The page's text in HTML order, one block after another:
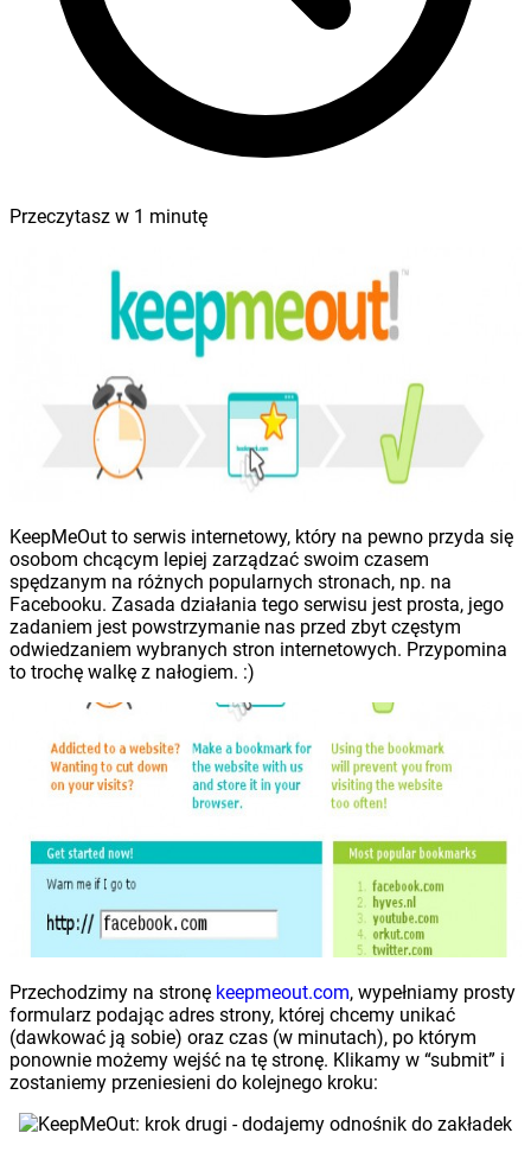
Przeczytasz w 1 minutę
KeepMeOut to serwis internetowy, który na pewno przyda się
osobom chcącym lepiej zarządzać swoim czasem
spędzanym na różnych popularnych stronach, np. na
Facebooku. Zasada działania tego serwisu jest prosta, jego
zadaniem jest powstrzymanie nas przed zbyt częstym
odwiedzaniem wybranych stron internetowych. Przypomina
to trochę walkę z nałogiem. :)
Przechodzimy na stronę keepmeout.com, wypełniamy prosty
formularz podając adres strony, której chcemy unikać
(dawkować ją sobie) oraz czas (w minutach), po którym
ponownie możemy wejść na tę stronę. Klikamy w “submit” i
zostaniemy przeniesieni do kolejnego kroku: